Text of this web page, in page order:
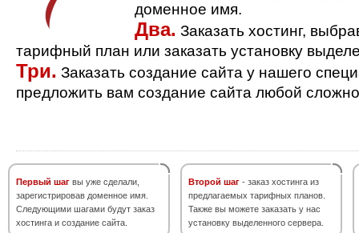
доменное имя.
Два. Заказать хостинг,
тарифный план или заказать установку
Три. Заказать создание сайта у нашего
предложить вам создание сайта любой
Первый шаг вы уже сделали,
зарегистрировав доменное имя.
Следующими шагами будут заказ
хостинга и создание сайта.
Второй шаг - заказ хостинга из
предлагаемых тарифных планов.
Также вы можете заказать у нас
установку выделенного сервера.